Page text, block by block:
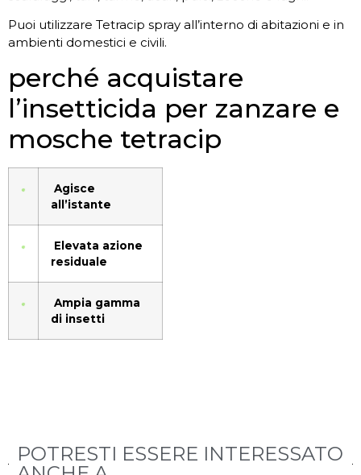
Puoi utilizzare Tetracip spray all’interno di abitazioni e in
ambienti domestici e civili.
perché acquistare
l’insetticida per zanzare e
mosche tetracip
Agisce
all’istante
Elevata azione
residuale
Ampia gamma
di insetti
POTRESTI ESSERE INTERESSATO